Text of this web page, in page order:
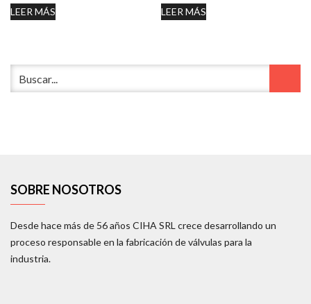
LEER MÁS LEER MÁS
SOBRE NOSOTROS
Desde hace más de 56 años CIHA SRL crece desarrollando un
proceso responsable en la fabricación de válvulas para la
industria.